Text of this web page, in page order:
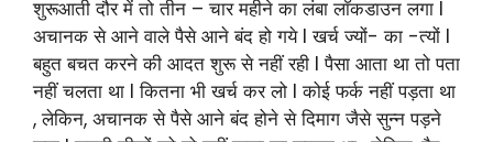
शुरूआती दौर में तो तीन – चार महीने का लंबा लाॅकडाउन लगा l
अचानक से आने वाले पैसे आने बंद हो गये l खर्च ज्यों- का -त्यों l
बहुत बचत करने की आदत शुरू से नहीं रही l पैसा आता था तो पता
नहीं चलता था l कितना भी खर्च कर लो l कोई फर्क नहीं पड़ता था
, लेकिन, अचानक से पैसे आने बंद होने से दिमाग जैसे सुन्न पड़ने